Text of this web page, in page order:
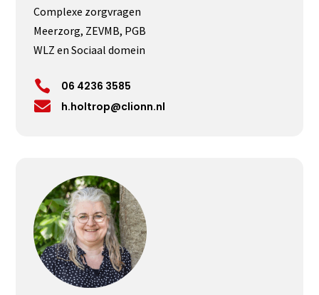
Complexe zorgvragen
Meerzorg, ZEVMB, PGB
WLZ en Sociaal domein
 06 4236 3585
 h.holtrop@clionn.nl